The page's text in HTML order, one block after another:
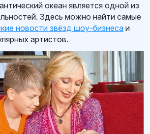
океан является одной из
Здесь можно найти самые
новости звёзд шоу-бизнеса и
артистов.